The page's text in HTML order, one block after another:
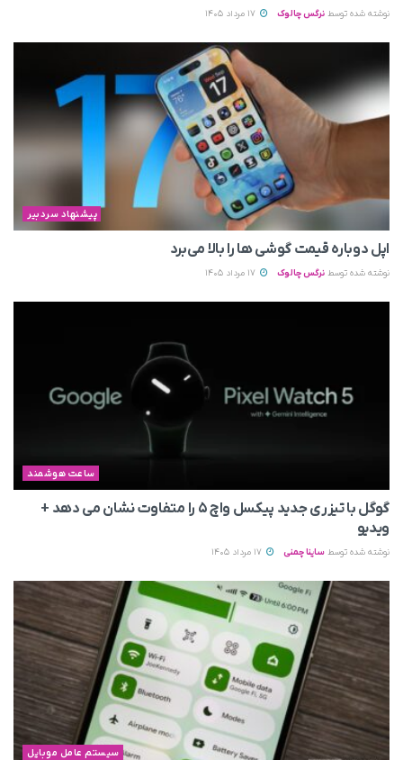
نوشته شده توسط نرگس چالوک
پیشنهاد سردبیر
اپل دوباره قیمت‌ گوشی ها را بالا می‌برد
نوشته شده توسط نرگس چالوک
ساعت هوشمند
گوگل با تیزری جدید پیکسل واچ ۵ را متفاوت نشان می‌ دهد +
ویدیو
نوشته شده توسط ساینا چمنی
سیستم عامل موبایل